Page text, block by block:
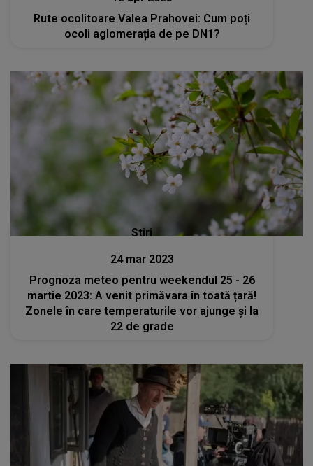
Rute ocolitoare Valea Prahovei: Cum poți
ocoli aglomerația de pe DN1?
Stiri
24 mar 2023
Prognoza meteo pentru weekendul 25 - 26
martie 2023: A venit primăvara în toată țară!
Zonele în care temperaturile vor ajunge și la
22 de grade